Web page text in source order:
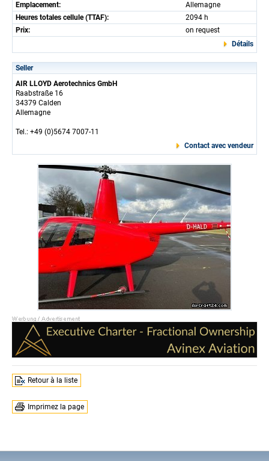
Emplacement:
Allemagne
Heures totales cellule (TTAF):
2094 h
Prix:
on request
Détails
Seller
AIR LLOYD Aerotechnics GmbH
Raabstraße 16
34379 Calden
Allemagne
Tel.: +49 (0)5674 7007-11
Contact avec vendeur
Retour à la liste
Imprimez la page